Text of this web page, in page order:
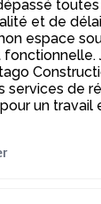
et de
espace
fonctionnelle.
services de
un travail